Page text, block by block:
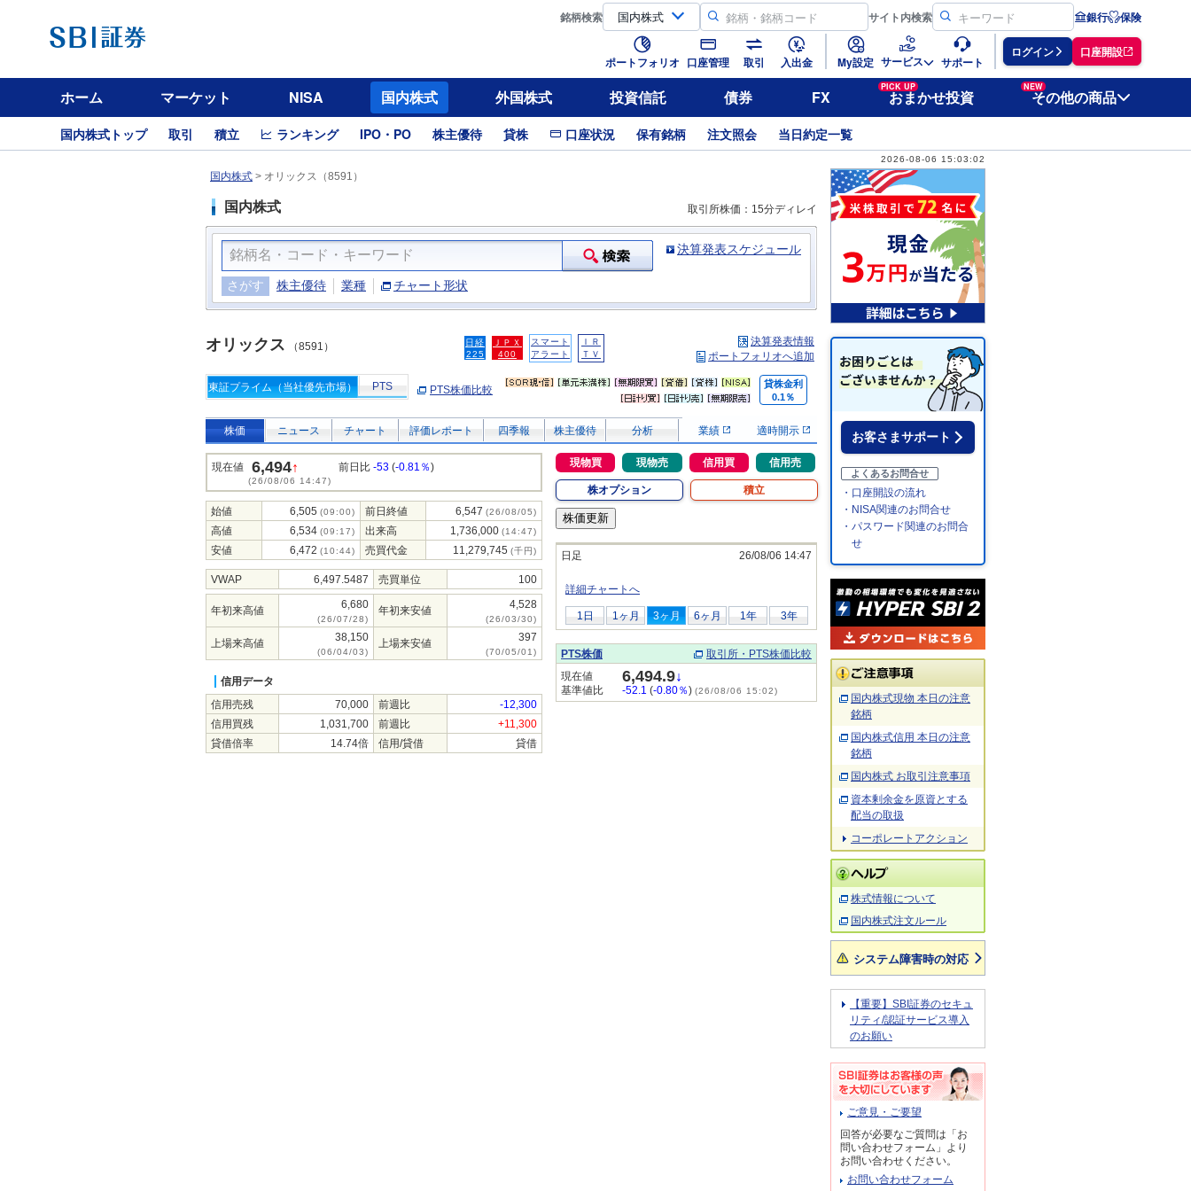
銘柄検索 サイト内検索 銀行 保険
ポートフォリオ 口座管理 取引 入出金 My設定 サービス サポート
ログイン 口座開設
ホーム マーケット NISA 国内株式 外国株式 投資信託 債券 FX
PICK UP
おまかせ投資
NEW
その他の商品
国内株式トップ 取引 積立 ランキング IPO・PO 株主優待 貸株 口座状況 保有銘柄 注文照会 当日約定一覧
2026-08-06 15:03:02
国内株式 > オリックス（8591）
国内株式 取引所株価：15分ディレイ
決算発表スケジュール
さがす 株主優待 業種 チャート形状
オリックス （8591）
日経
225
ＪＰＸ
400
スマート
アラート
ＩＲ
ＴＶ
決算発表情報
ポートフォリオへ追加
東証プライム（当社優先市場） PTS PTS株価比較
貸株金利
0.1％
株価 ニュース チャート 評価レポート 四季報 株主優待 分析 業績 適時開示
現在値 6,494↑
(26/08/06 14:47)
前日比 -53 (-0.81％)
始値 6,505 (09:00) 前日終値 6,547 (26/08/05)
高値 6,534 (09:17) 出来高 1,736,000 (14:47)
安値 6,472 (10:44) 売買代金 11,279,745 (千円)
VWAP 6,497.5487 売買単位 100
年初来高値 6,680
(26/07/28)
年初来安値 4,528
(26/03/30)
上場来高値 38,150
(06/04/03)
上場来安値 397
(70/05/01)
信用データ
信用売残
70,000 前週比
-12,300
信用買残
1,031,700 前週比
+11,300
貸借倍率
14.74倍 信用/貸借 貸借
現物買 現物売 信用買 信用売
株オプション 積立
日足 26/08/06 14:47
詳細チャートへ
1日 1ヶ月 3ヶ月 6ヶ月 1年 3年
PTS株価
取引所・PTS株価比較
現在値
6,494.9↓
基準値比 -52.1 (-0.80％) (26/08/06 15:02)
お客さまサポート
よくあるお問合せ
・口座開設の流れ
・NISA関連のお問合せ
・パスワード関連のお問合
せ
国内株式現物 本日の注意
銘柄
国内株式信用 本日の注意
銘柄
国内株式 お取引注意事項
資本剰余金を原資とする
配当の取扱
コーポレートアクション
株式情報について
国内株式注文ルール
システム障害時の対応
【重要】SBI証券のセキュ
リティ/認証サービス導入
のお願い
ご意見・ご要望
回答が必要なご質問は「お
問い合わせフォーム」より
お問い合わせください。
お問い合わせフォーム